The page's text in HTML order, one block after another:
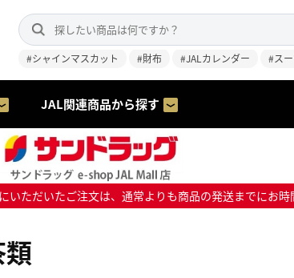
#シャインマスカット #財布 #JALカレンダー #ス
JAL関連商品から探す
ただいたご注文は、通常よりも商品の発送までにお時